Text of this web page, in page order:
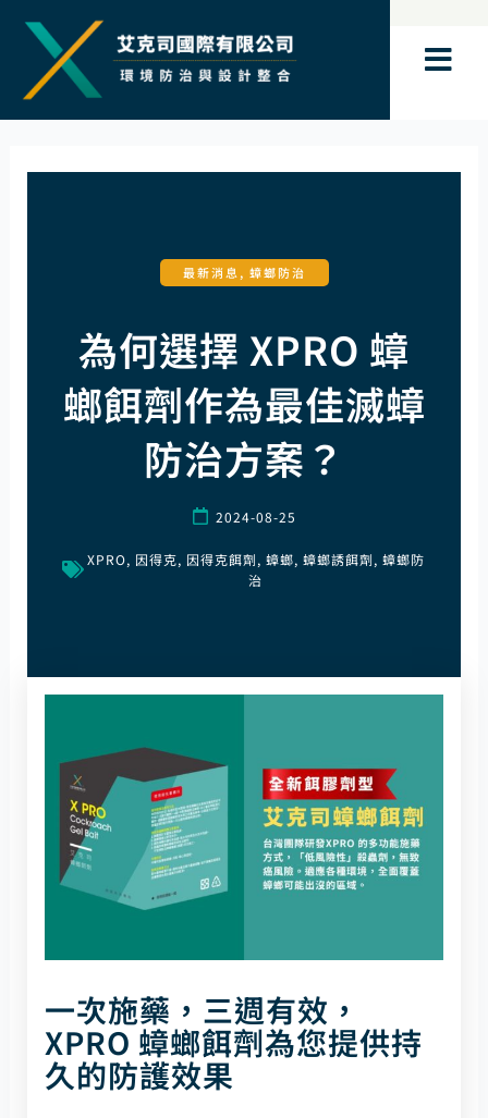
內
最新消息 , 蟑螂防治
為何選擇 XPRO 蟑
螂餌劑作為最佳滅蟑
防治方案？
2024-08-25
XPRO, 因得克, 因得克餌劑, 蟑螂, 蟑螂誘餌劑, 蟑螂防
治
一次施藥，三週有效，
XPRO 蟑螂餌劑為您提供持
久的防護效果